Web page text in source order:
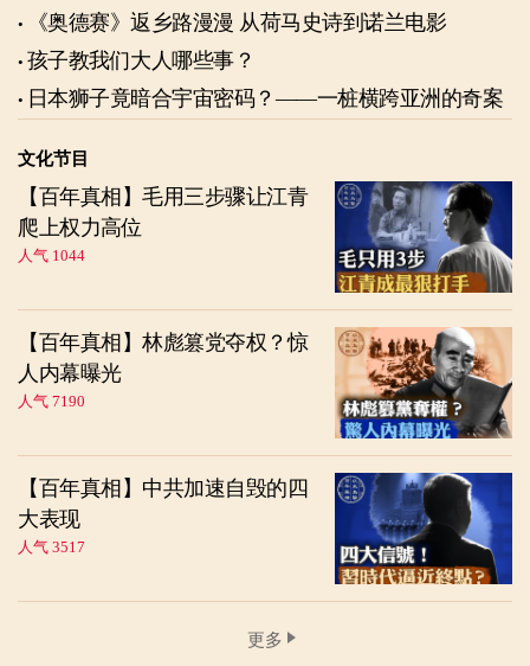
《奥德赛》返乡路漫漫 从荷马史诗到诺兰电影
孩子教我们大人哪些事？
日本狮子竟暗合宇宙密码？——一桩横跨亚洲的奇案
文化节目
【百年真相】毛用三步骤让江青
爬上权力高位
人气 1044
【百年真相】林彪篡党夺权？惊
人内幕曝光
人气 7190
【百年真相】中共加速自毁的四
大表现
人气 3517
更多